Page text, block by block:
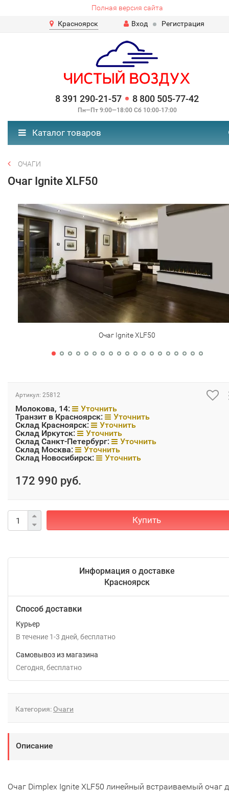
Полная версия сайта
Красноярск
Вход Регистрация
8 391 290-21-57 8 800 505-77-42
Пн—Пт 9:00—18:00 Сб 10:00-17:00
Каталог товаров
ОЧАГИ
Очаг Ignite XLF50
Очаг Ignite XLF50
Артикул: 25812
Молокова, 14:
Уточнить
Транзит в Красноярск:
Уточнить
Склад Красноярск:
Уточнить
Склад Иркутск:
Уточнить
Склад Санкт-Петербург:
Уточнить
Склад Москва:
Уточнить
Склад Новосибирск:
Уточнить
172 990 руб.
Купить
Информация о доставке
Красноярск
Способ доставки
Курьер
В течение 1-3 дней Бесплатно
Самовывоз из магазина
Сегодня
Бесплатно
Категория: Очаги
Описание
Очаг Dimplex Ignite XLF50 линейный встраиваемый очаг